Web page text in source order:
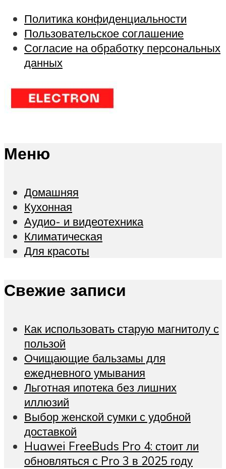
Политика конфиденциальности
Пользовательское соглашение
Согласие на обработку персональных
данных
Меню
Домашняя
Кухонная
Аудио- и видеотехника
Климатическая
Для красоты
Свежие записи
Как использовать старую магнитолу с
пользой
Очищающие бальзамы для
ежедневного умывания
Льготная ипотека без лишних
иллюзий
Выбор женской сумки с удобной
доставкой
Huawei FreeBuds Pro 4: стоит ли
обновляться с Pro 3 в 2025 году